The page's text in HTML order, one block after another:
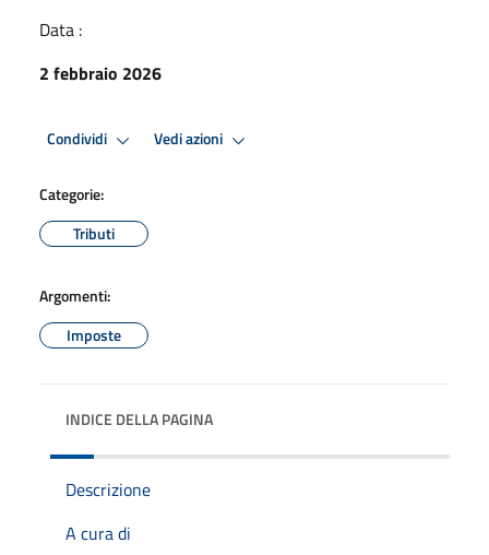
Data :
2 febbraio 2026
Condividi Vedi azioni
Categorie:
Tributi
Argomenti:
Imposte
INDICE DELLA PAGINA
Descrizione
A cura di